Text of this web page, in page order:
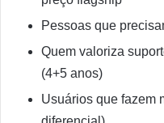
Pessoas que
Quem valoriza
(4+5 anos)
Usuários que fazem